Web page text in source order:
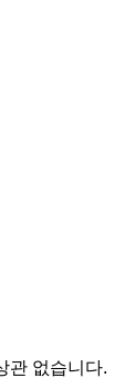
관 없습니다.